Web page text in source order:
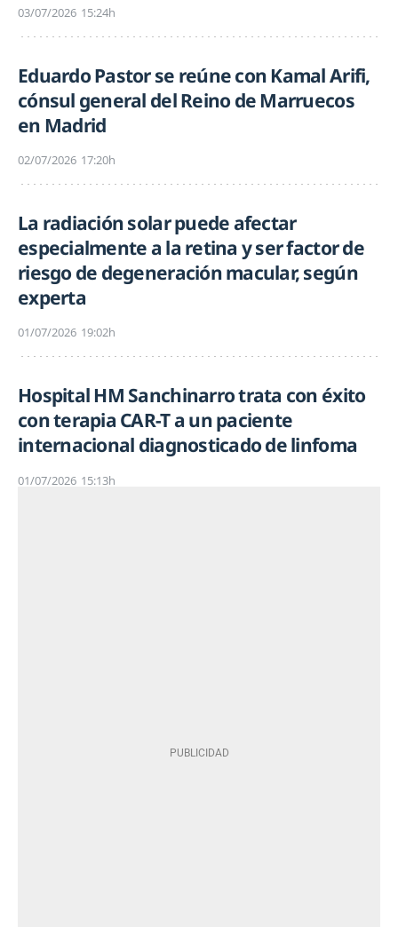
03/07/2026 15:24h
Eduardo Pastor se reúne con Kamal Arifi,
cónsul general del Reino de Marruecos
en Madrid
02/07/2026 17:20h
La radiación solar puede afectar
especialmente a la retina y ser factor de
riesgo de degeneración macular, según
experta
01/07/2026 19:02h
Hospital HM Sanchinarro trata con éxito
con terapia CAR-T a un paciente
internacional diagnosticado de linfoma
01/07/2026 15:13h